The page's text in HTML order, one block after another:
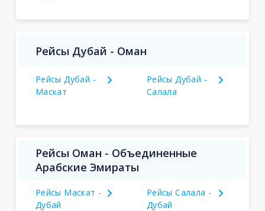
Рейсы Дубай - Оман
Рейсы Дубай -
Маскат
Рейсы Дубай -
Салала
Рейсы Оман - Объединенные
Арабские Эмираты
Рейсы Маскат -
Дубай
Рейсы Салала -
Дубай